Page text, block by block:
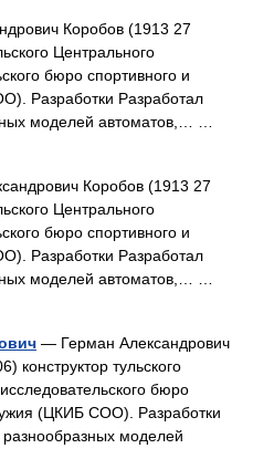
Коробов (1913 27
Центрального
бюро спортивного и
Разработки Разработал
моделей автоматов,… …
Коробов (1913 27
Центрального
бюро спортивного и
Разработки Разработал
моделей автоматов,… …
— Герман Александрович
конструктор тульского
бюро
(ЦКИБ СОО). Разработки
моделей